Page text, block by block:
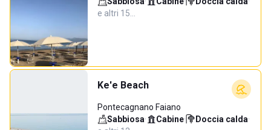
e altri 15…
Ke'e Beach
Pontecagnano Faiano
Sabbiosa· Cabine· Doccia calda·